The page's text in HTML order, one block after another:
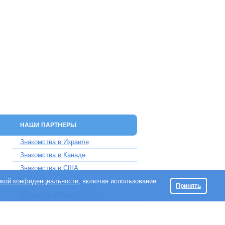
НАШИ ПАРТНЕРЫ
Знакомства в Израиле
Знакомства в Канаде
Знакомства в США
Знакомства в Великобритании
конфиденциальности, включая использование
Принять